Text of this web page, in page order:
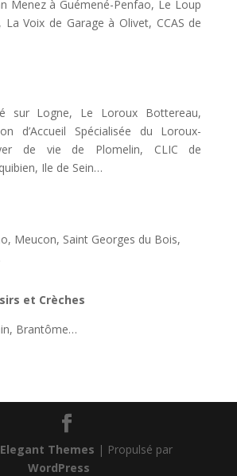
Menez à Guémené-Penfao, Le Loup
La Voix de Garage à Olivet, CCAS de
sur Logne, Le Loroux Bottereau,
d’Accueil Spécialisée du Loroux-
de vie de Plomelin, CLIC de
Ile de Sein…
Meucon, Saint Georges du Bois,
et Crèches
Brantôme…
Elegant Themes | Propulsé par
WordPress